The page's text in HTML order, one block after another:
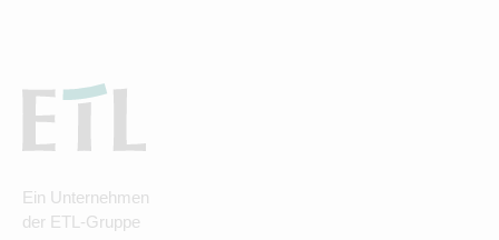
Ein Unternehmen
der ETL-Gruppe